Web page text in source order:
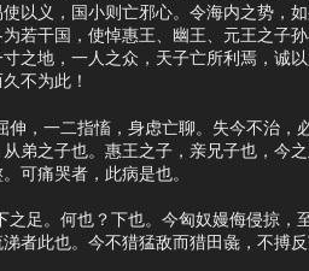
以义，国小则亡邪心。令海内之势，
若干国，使悼惠王、幽王、元王之子
之地，一人之众，天子亡所利焉，诚
不为此！
，一二指慉，身虑亡聊。失今不治，
弟之子也。惠王之子，亲兄子也，今
可痛哭者，此病是也。
。何也？下也。今匈奴嫚侮侵掠，
者此也。今不猎猛敌而猎田彘，不搏